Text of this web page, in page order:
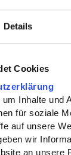
Details
Cookies
Inhalte und
für soziale
auf unsere
wir
an unsere
Ayurveda
einlädt –
Momente
und
unser Haus
suchen, ohne